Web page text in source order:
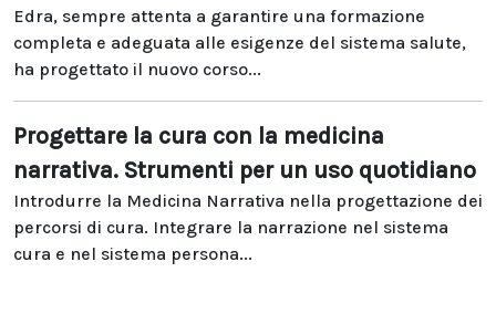
Edra, sempre attenta a garantire una formazione
completa e adeguata alle esigenze del sistema salute,
ha progettato il nuovo corso...
Progettare la cura con la medicina
narrativa. Strumenti per un uso quotidiano
Introdurre la Medicina Narrativa nella progettazione dei
percorsi di cura. Integrare la narrazione nel sistema
cura e nel sistema persona...